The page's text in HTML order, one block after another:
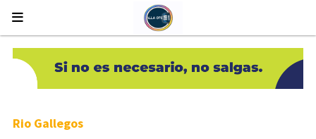
Rio Gallegos